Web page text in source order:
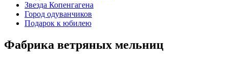
Звезда Копенгагена
Город одуванчиков
Подарок к юбилею
Фабрика ветряных мельниц